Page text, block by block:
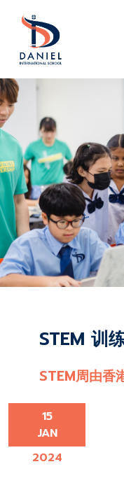
STEM 训
STEM周由香
15
JAN
2024